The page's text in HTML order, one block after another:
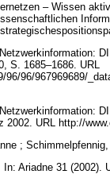
– Wissen
S. 1685–1686. URL
96/967969689/
2002. URL http://
;
Ariadne 31